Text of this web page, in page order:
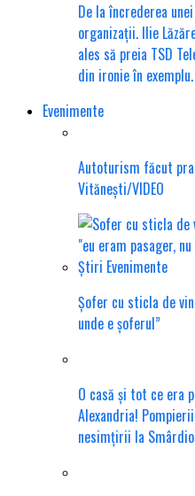
De la încrederea
organizații. Ilie
ales să preia TSD
din ironie în exemplu.
Evenimente
Autoturism făcut
Vitănești/VIDEO
Șofer cu sticla de
unde e șoferul”
O casă și tot ce era
Alexandria!
nesimțirii la